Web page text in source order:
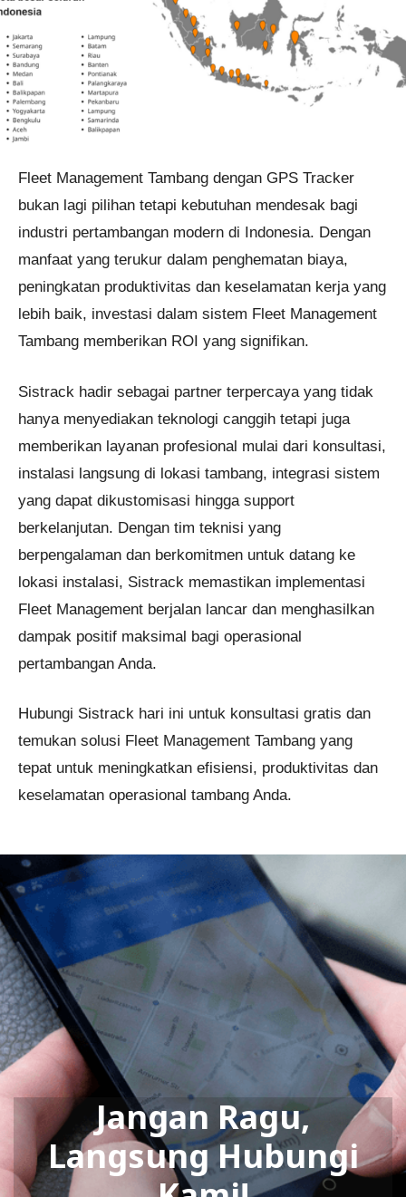
Fleet Management Tambang dengan GPS Tracker
bukan lagi pilihan tetapi kebutuhan mendesak bagi
industri pertambangan modern di Indonesia. Dengan
manfaat yang terukur dalam penghematan biaya,
peningkatan produktivitas dan keselamatan kerja yang
lebih baik, investasi dalam sistem Fleet Management
Tambang memberikan ROI yang signifikan.
Sistrack hadir sebagai partner terpercaya yang tidak
hanya menyediakan teknologi canggih tetapi juga
memberikan layanan profesional mulai dari konsultasi,
instalasi langsung di lokasi tambang, integrasi sistem
yang dapat dikustomisasi hingga support
berkelanjutan. Dengan tim teknisi yang
berpengalaman dan berkomitmen untuk datang ke
lokasi instalasi, Sistrack memastikan implementasi
Fleet Management berjalan lancar dan menghasilkan
dampak positif maksimal bagi operasional
pertambangan Anda.
Hubungi Sistrack hari ini untuk konsultasi gratis dan
temukan solusi Fleet Management Tambang yang
tepat untuk meningkatkan efisiensi, produktivitas dan
keselamatan operasional tambang Anda.
Jangan Ragu,
Langsung Hubungi